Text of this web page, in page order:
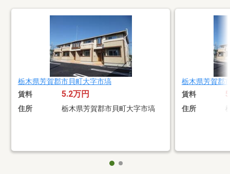
栃木県芳賀郡市貝町大字市塙
賃料 5.2万円
住所 栃木県芳賀郡市貝町大字市塙
栃木県芳賀郡
賃料
住所